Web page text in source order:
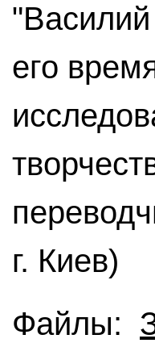
его
г. Киев)
Файлы: